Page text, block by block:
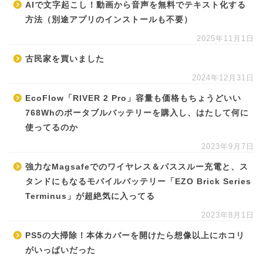
AIで文字起こし！動画から音声を無料でテキスト化する
方法（別途アプリのインストールも不要）
2025年11月1日
古民家を買いました
2024年12月31日
EcoFlow「RIVER 2 Pro」容量も価格もちょうどいい
768Whのポータブルバッテリーを購入し、はたして何に
使ってるのか
2023年9月7日
強力なMagsafeでのワイヤレス＆パススルー充電と、ス
タンドにもなるモバイルバッテリー「EZO Brick Series
Terminus」が超絶気に入ってる
2023年8月1日
PS5の大掃除！本体カバーを開けたら想像以上にホコリ
がいっぱいだった